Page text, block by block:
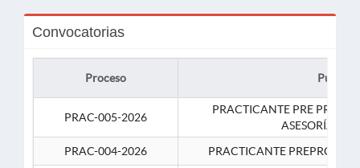
Convocatorias
Proceso Puesto
PRAC-005-2026
PRACTICANTE PRE
ASESORÍA
PRAC-004-2026
PRACTICANTE